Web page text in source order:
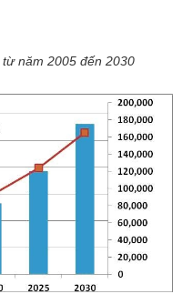
năm 2005 đến 2030